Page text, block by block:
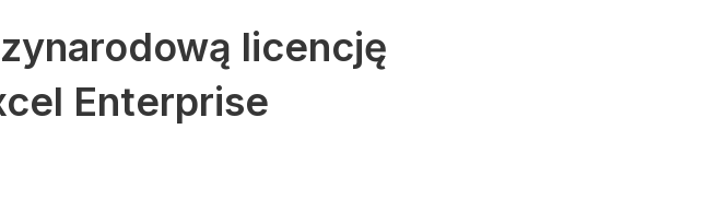
licencję
Enterprise